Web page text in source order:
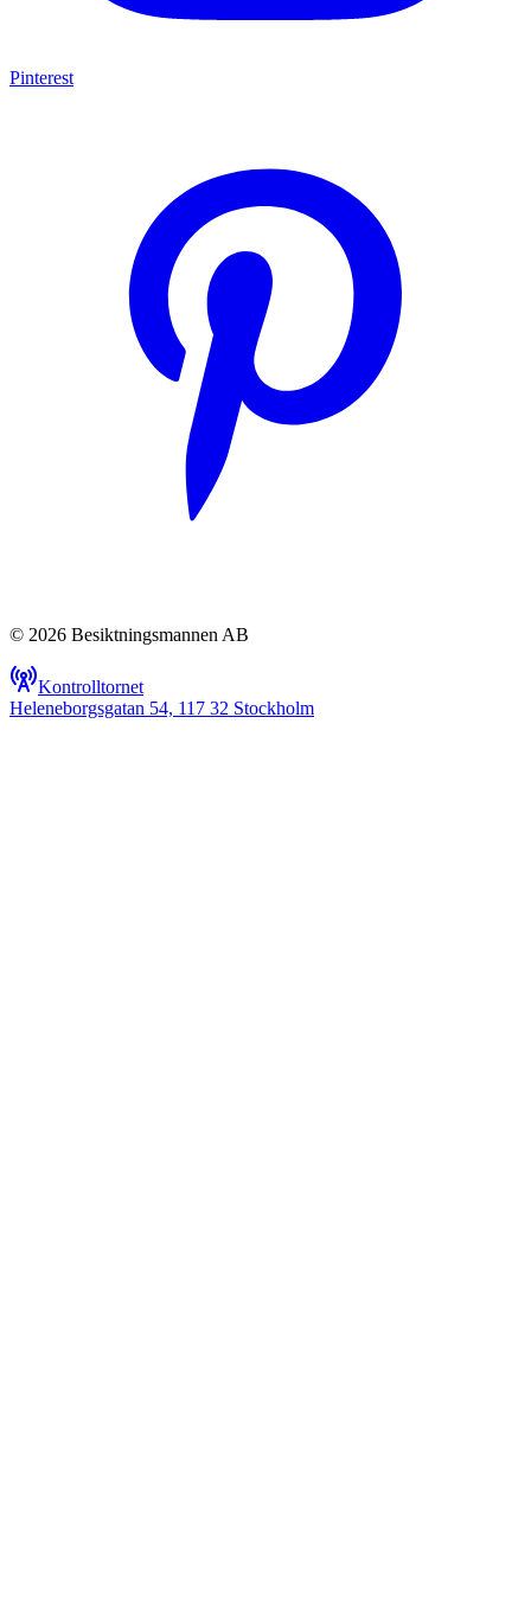
Pinterest
© 2026 Besiktningsmannen AB
Kontrolltornet
Heleneborgsgatan 54, 117 32 Stockholm